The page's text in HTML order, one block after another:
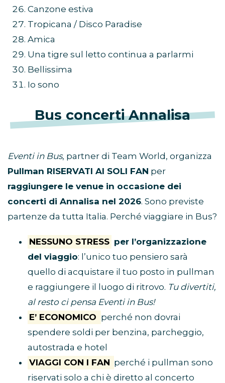
Canzone estiva
Tropicana / Disco Paradise
Amica
Una tigre sul letto continua a parlarmi
Bellissima
Io sono
Bus concerti Annalisa
Eventi in Bus, partner di Team World, organizza
Pullman RISERVATI AI SOLI FAN per
raggiungere le venue in occasione dei
concerti di Annalisa nel 2026. Sono previste
partenze da tutta Italia. Perché viaggiare in Bus?
NESSUNO STRESS per l’organizzazione
del viaggio: l’unico tuo pensiero sarà
quello di acquistare il tuo posto in pullman
e raggiungere il luogo di ritrovo. Tu divertiti,
al resto ci pensa Eventi in Bus!
E’ ECONOMICO perché non dovrai
spendere soldi per benzina, parcheggio,
autostrada e hotel
VIAGGI CON I FAN perché i pullman sono
riservati solo a chi è diretto al concerto